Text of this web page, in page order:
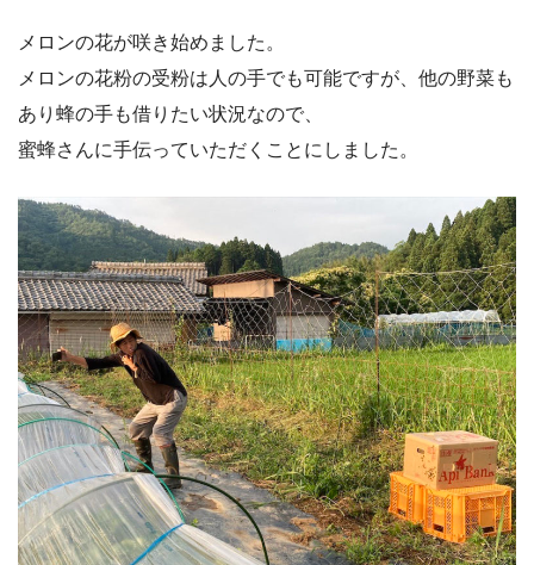
メロンの花が咲き始めました。
メロンの花粉の受粉は人の手でも可能ですが、他の野菜も
あり蜂の手も借りたい状況なので、
蜜蜂さんに手伝っていただくことにしました。